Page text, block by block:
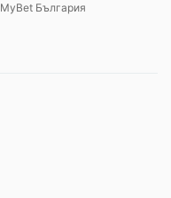
MyBet България